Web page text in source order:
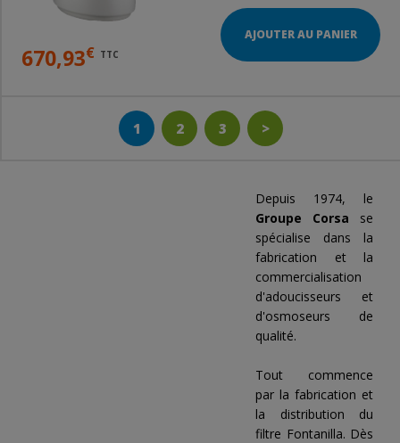
670,93€ TTC
AJOUTER AU PANIER
1 2 3 >
Depuis 1974, le
Groupe Corsa se
spécialise dans la
fabrication et la
commercialisation
d'adoucisseurs et
d'osmoseurs de
qualité.
Tout commence
par la fabrication et
la distribution du
filtre Fontanilla. Dès